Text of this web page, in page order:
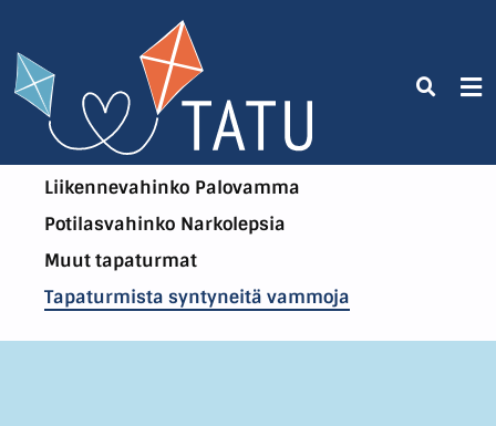
Liikennevahinko Palovamma
Potilasvahinko Narkolepsia
Muut tapaturmat
Tapaturmista syntyneitä vammoja